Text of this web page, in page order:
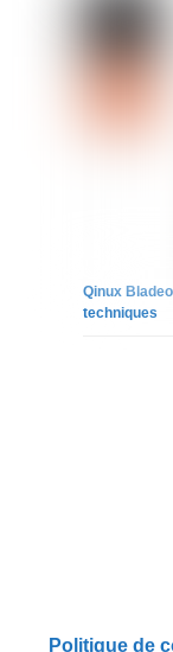
Qinux
techniques
Politique de